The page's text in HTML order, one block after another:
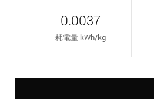
0.0037
耗電量 kWh/kg